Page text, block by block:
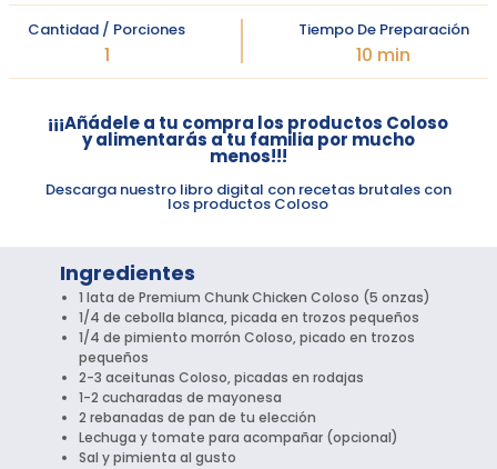
Cantidad / Porciones
1
Tiempo De Preparación
10 min
¡¡¡Añádele a tu compra los productos Coloso
y alimentarás a tu familia por mucho
menos!!!
Descarga nuestro libro digital con recetas brutales con
los productos Coloso
Ingredientes
1 lata de Premium Chunk Chicken Coloso (5 onzas)
1/4 de cebolla blanca, picada en trozos pequeños
1/4 de pimiento morrón Coloso, picado en trozos
pequeños
2-3 aceitunas Coloso, picadas en rodajas
1-2 cucharadas de mayonesa
2 rebanadas de pan de tu elección
Lechuga y tomate para acompañar (opcional)
Sal y pimienta al gusto